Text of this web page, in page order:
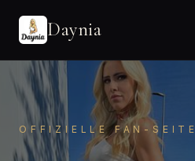
Daynia
OFFIZIELLE FAN-SEITE